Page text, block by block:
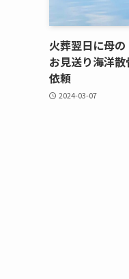
火葬翌日に​母の​
お見送り海洋
依頼
2024-03-07